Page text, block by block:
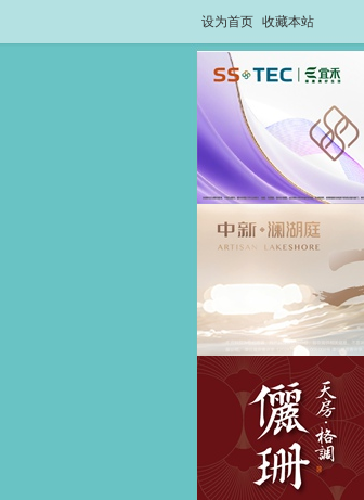
设为首页 收藏本站